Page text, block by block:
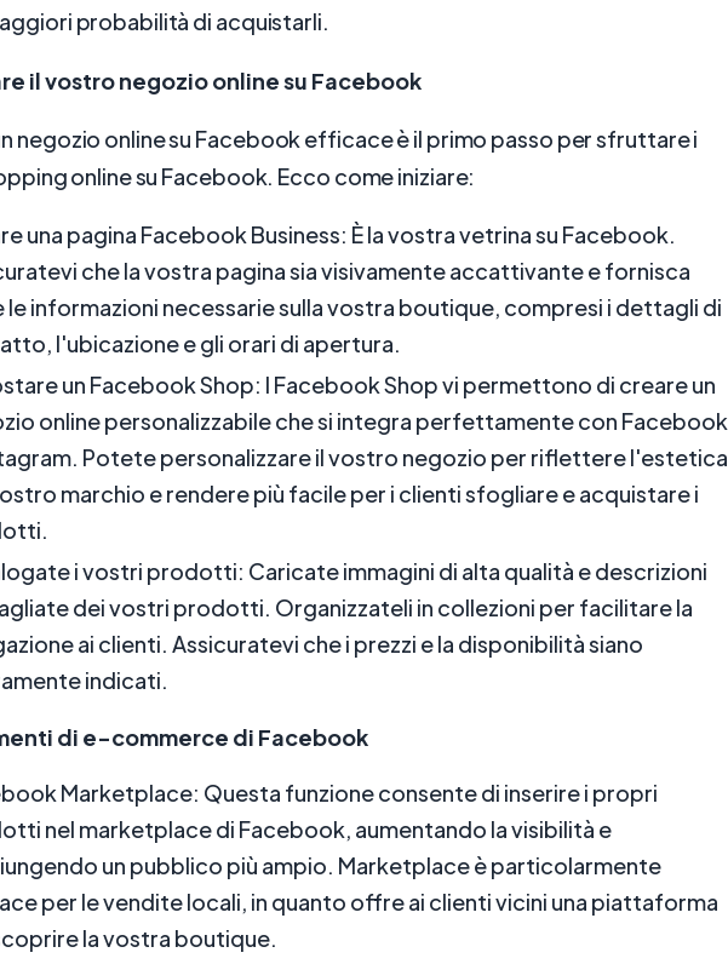
probabilità di acquistarli.
il vostro negozio online su Facebook
negozio online su Facebook efficace è il primo passo per sfruttare i
online su Facebook. Ecco come iniziare:
una pagina Facebook Business: È la vostra vetrina su Facebook.
che la vostra pagina sia visivamente accattivante e fornisca
informazioni necessarie sulla vostra boutique, compresi i dettagli di
l'ubicazione e gli orari di apertura.
un Facebook Shop: I Facebook Shop vi permettono di creare un
online personalizzabile che si integra perfettamente con Facebook
Potete personalizzare il vostro negozio per riflettere l'estetica
marchio e rendere più facile per i clienti sfogliare e acquistare i
i vostri prodotti: Caricate immagini di alta qualità e descrizioni
dei vostri prodotti. Organizzateli in collezioni per facilitare la
ai clienti. Assicuratevi che i prezzi e la disponibilità siano
indicati.
di e-commerce di Facebook
Marketplace: Questa funzione consente di inserire i propri
nel marketplace di Facebook, aumentando la visibilità e
un pubblico più ampio. Marketplace è particolarmente
per le vendite locali, in quanto offre ai clienti vicini una piattaforma
la vostra boutique.